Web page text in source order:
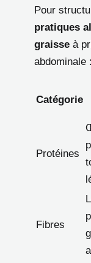
Pour
pratiques
graisse à
abdominale :
Catégorie
Protéines
Fibres